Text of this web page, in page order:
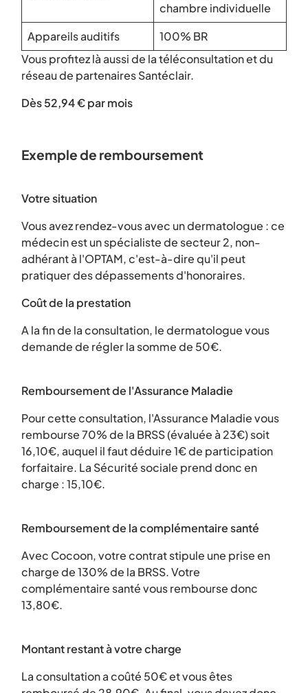
chambre individuelle
Appareils auditifs
100% BR
Vous profitez là aussi de la téléconsultation et du
réseau de partenaires Santéclair.
Dès 52,94 € par mois
Exemple de remboursement
Votre situation
Vous avez rendez-vous avec un dermatologue : ce
médecin est un spécialiste de secteur 2, non-
adhérant à l'OPTAM, c'est-à-dire qu'il peut
pratiquer des dépassements d'honoraires.
Coût de la prestation
A la fin de la consultation, le dermatologue vous
demande de régler la somme de 50€.
Remboursement de l'Assurance Maladie
Pour cette consultation, l'Assurance Maladie vous
rembourse 70% de la BRSS (évaluée à 23€) soit
16,10€, auquel il faut déduire 1€ de participation
forfaitaire. La Sécurité sociale prend donc en
charge : 15,10€.
Remboursement de la complémentaire santé
Avec Cocoon, votre contrat stipule une prise en
charge de 130% de la BRSS. Votre
complémentaire santé vous rembourse donc
13,80€.
Montant restant à votre charge
La consultation a coûté 50€ et vous êtes